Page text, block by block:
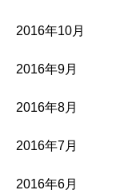
2016年10月
2016年9月
2016年8月
2016年7月
2016年6月